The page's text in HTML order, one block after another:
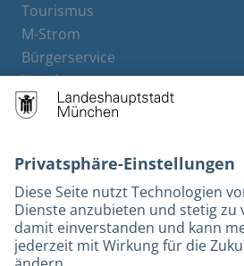
Tourismus
M-Strom
Bürgerservice
Hotels
Barrierefreiheit
Leichte Sprache
Gebärdensprache
Datenschutz